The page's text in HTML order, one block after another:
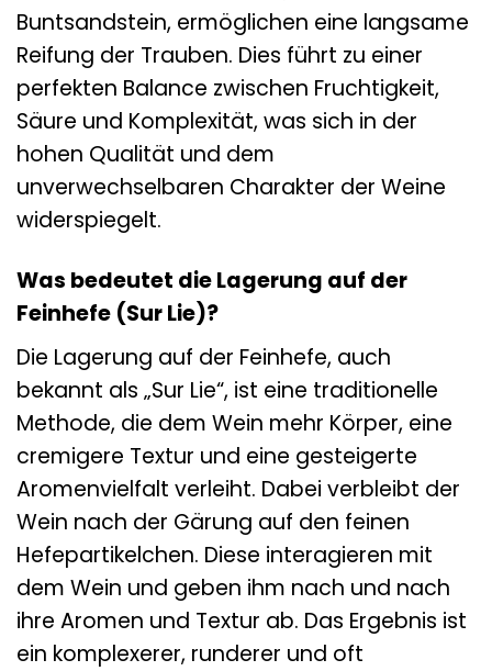
Buntsandstein, ermöglichen eine langsame
Reifung der Trauben. Dies führt zu einer
perfekten Balance zwischen Fruchtigkeit,
Säure und Komplexität, was sich in der
hohen Qualität und dem
unverwechselbaren Charakter der Weine
widerspiegelt.
Was bedeutet die Lagerung auf der
Feinhefe (Sur Lie)?
Die Lagerung auf der Feinhefe, auch
bekannt als „Sur Lie“, ist eine traditionelle
Methode, die dem Wein mehr Körper, eine
cremigere Textur und eine gesteigerte
Aromenvielfalt verleiht. Dabei verbleibt der
Wein nach der Gärung auf den feinen
Hefepartikelchen. Diese interagieren mit
dem Wein und geben ihm nach und nach
ihre Aromen und Textur ab. Das Ergebnis ist
ein komplexerer, runderer und oft